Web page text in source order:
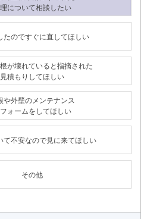
について相談したい
たのですぐに直してほしい
が壊れていると指摘された
見積もりしてほしい
や外壁のメンテナンス
ォームをしてほしい
て不安なので見に来てほしい
その他